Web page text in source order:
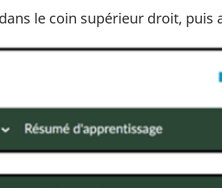
le coin supérieur droit, puis